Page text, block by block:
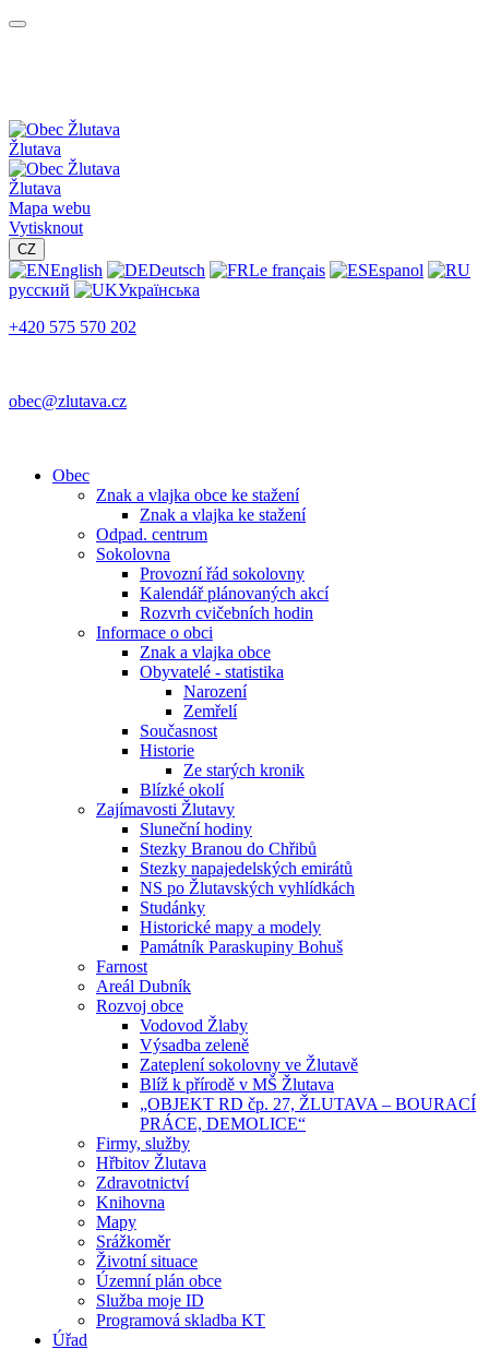
Žlutava
Žlutava
Mapa webu
Vytisknout
CZ
English Deutsch Le français
Espanol
русский
Українська
+420 575 570 202
obec@zlutava.cz
Obec
Znak a vlajka obce ke stažení
Znak a vlajka ke stažení
Odpad. centrum
Sokolovna
Provozní řád sokolovny
Kalendář plánovaných akcí
Rozvrh cvičebních hodin
Informace o obci
Znak a vlajka obce
Obyvatelé - statistika
Narození
Zemřelí
Současnost
Historie
Ze starých kronik
Blízké okolí
Zajímavosti Žlutavy
Sluneční hodiny
Stezky Branou do Chřibů
Stezky napajedelských emirátů
NS po Žlutavských vyhlídkách
Studánky
Historické mapy a modely
Památník Paraskupiny Bohuš
Farnost
Areál Dubník
Rozvoj obce
Vodovod Žlaby
Výsadba zeleně
Zateplení sokolovny ve Žlutavě
Blíž k přírodě v MŠ Žlutava
„OBJEKT RD čp. 27, ŽLUTAVA – BOURACÍ
PRÁCE, DEMOLICE“
Firmy, služby
Hřbitov Žlutava
Zdravotnictví
Knihovna
Mapy
Srážkoměr
Životní situace
Územní plán obce
Služba moje ID
Programová skladba KT
Úřad